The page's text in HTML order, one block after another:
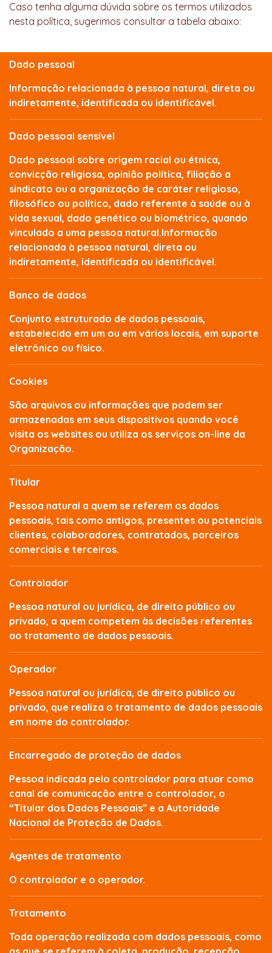
Caso tenha alguma dúvida sobre os termos utilizados
nesta política, sugerimos consultar a tabela abaixo:
Dado pessoal
Informação relacionada à pessoa natural, direta ou
indiretamente, identificada ou identificável.
Dado pessoal sensível
Dado pessoal sobre origem racial ou étnica,
convicção religiosa, opinião política, filiação a
sindicato ou a organização de caráter religioso,
filosófico ou político, dado referente à saúde ou à
vida sexual, dado genético ou biométrico, quando
vinculado a uma pessoa natural.Informação
relacionada à pessoa natural, direta ou
indiretamente, identificada ou identificável.
Banco de dados
Conjunto estruturado de dados pessoais,
estabelecido em um ou em vários locais, em suporte
eletrônico ou físico.
Cookies
São arquivos ou informações que podem ser
armazenadas em seus dispositivos quando você
visita os websites ou utiliza os serviços on-line da
Organização.
Titular
Pessoa natural a quem se referem os dados
pessoais, tais como antigos, presentes ou potenciais
clientes, colaboradores, contratados, parceiros
comerciais e terceiros.
Controlador
Pessoa natural ou jurídica, de direito público ou
privado, a quem competem às decisões referentes
ao tratamento de dados pessoais.
Operador
Pessoa natural ou jurídica, de direito público ou
privado, que realiza o tratamento de dados pessoais
em nome do controlador.
Encarregado de proteção de dados
Pessoa indicada pelo controlador para atuar como
canal de comunicação entre o controlador, o
“Titular dos Dados Pessoais” e a Autoridade
Nacional de Proteção de Dados.
Agentes de tratamento
O controlador e o operador.
Tratamento
Toda operação realizada com dados pessoais, como